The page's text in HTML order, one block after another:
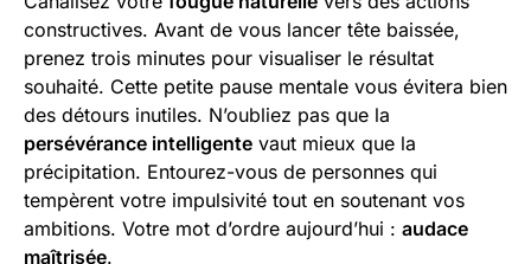
constructives. Avant de vous lancer tête baissée,
prenez trois minutes pour visualiser le résultat
souhaité. Cette petite pause mentale vous évitera bien
des détours inutiles. N’oubliez pas que la
persévérance intelligente vaut mieux que la
précipitation. Entourez-vous de personnes qui
tempèrent votre impulsivité tout en soutenant vos
ambitions. Votre mot d’ordre aujourd’hui : audace
maîtrisée.